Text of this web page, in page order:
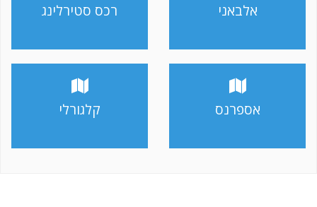
אלבאני רכס סטירלינג
אספרנס קלגורלי